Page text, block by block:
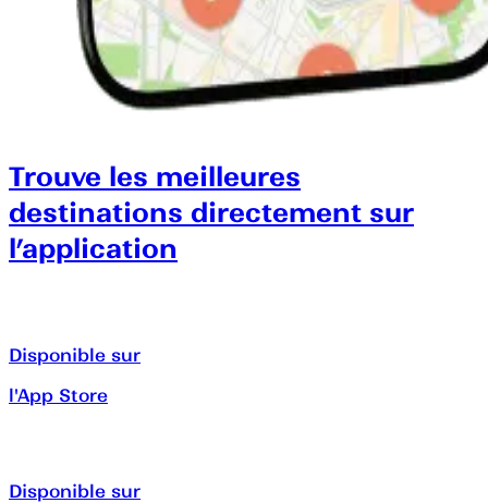
Trouve les meilleures
destinations directement sur
l’application
Disponible sur
l'App Store
Disponible sur